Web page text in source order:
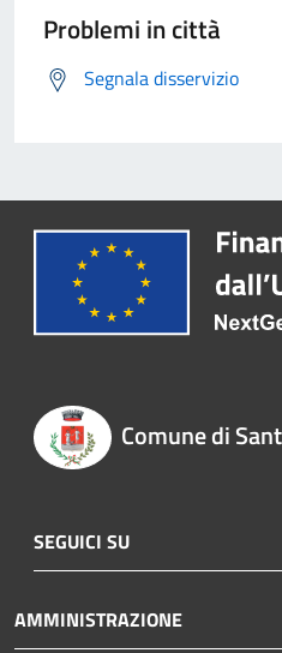
Problemi in città
Segnala disservizio
Comune di
SEGUICI SU
AMMINISTRAZIONE